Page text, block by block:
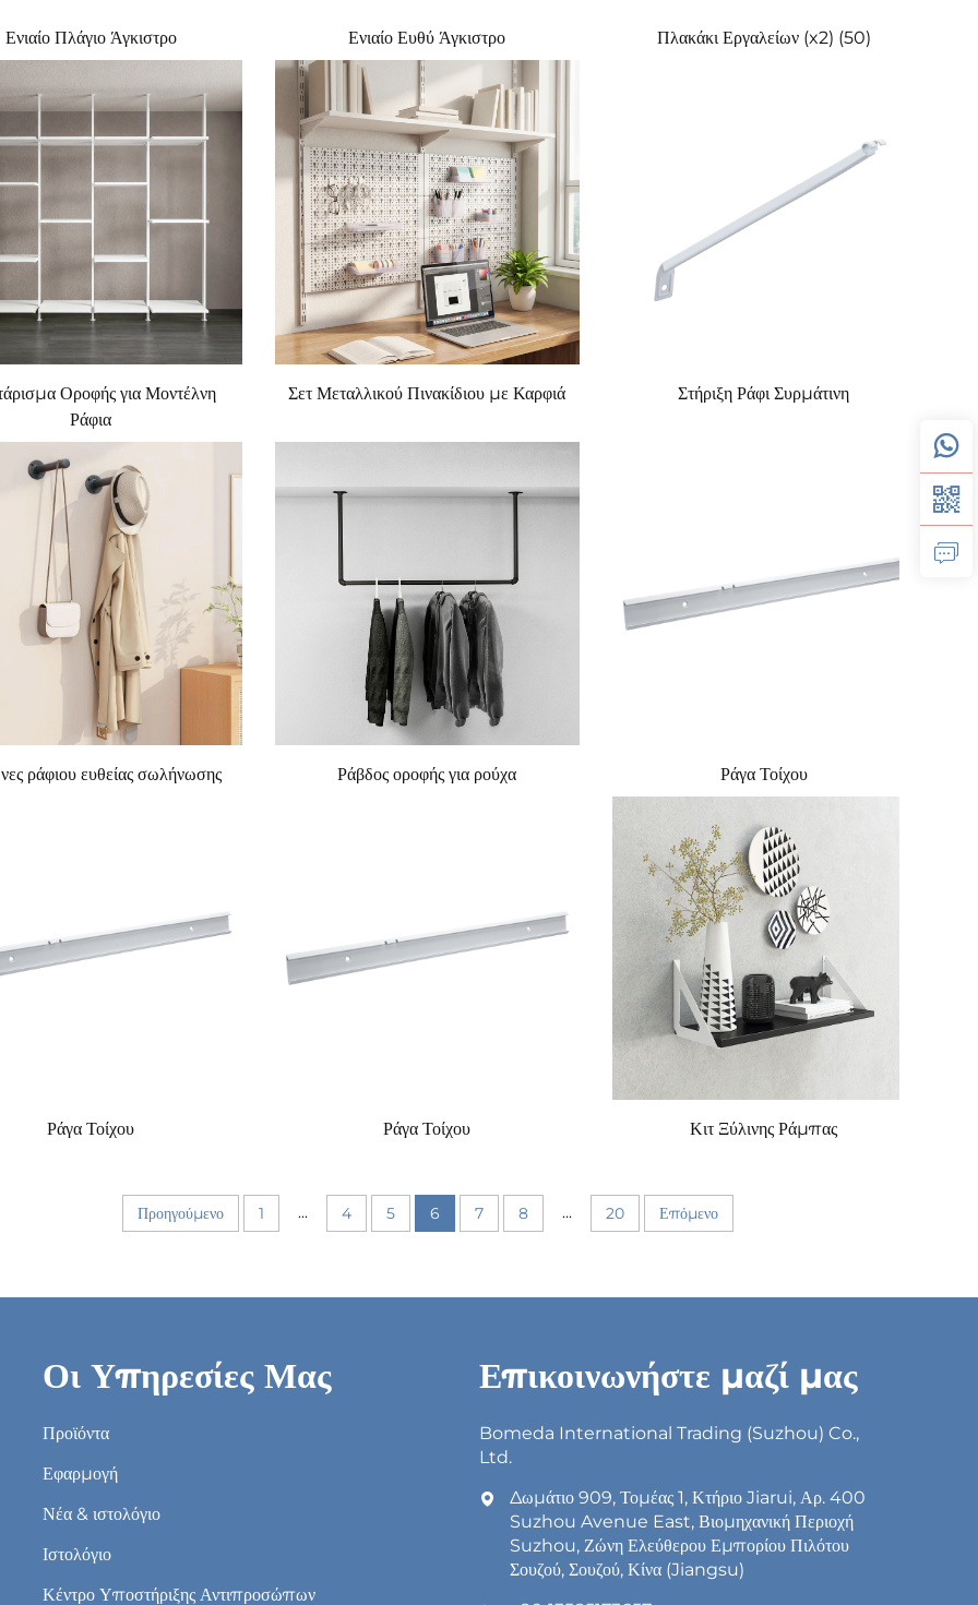
Ενιαίο Πλάγιο Άγκιστρο Ενιαίο Ευθύ Άγκιστρο Πλακάκι Εργαλείων (x2) (50)
Οροφής για Μοντέλνη
Ράφια
Σετ Μεταλλικού Πινακίδιου με Καρφιά Στήριξη Ράφι Συρμάτινη
ράφιου ευθείας σωλήνωσης Ράβδος οροφής για ρούχα Ράγα Τοίχου
Ράγα Τοίχου Ράγα Τοίχου Κιτ Ξύλινης Ράμπας
Προηγούμενο 1 ... 4 5 6 7 8 ... 20 Επόμενο
Οι Υπηρεσίες Μας
Προϊόντα
Εφαρμογή
Νέα & ιστολόγιο
Ιστολόγιο
Κέντρο Υποστήριξης Αντιπροσώπων
Επικοινωνήστε μαζί μας
Bomeda International Trading (Suzhou) Co.,
Ltd.
Δωμάτιο 909, Τομέας 1, Κτήριο Jiarui, Αρ. 400
Suzhou Avenue East, Βιομηχανική Περιοχή
Suzhou, Ζώνη Ελεύθερου Εμπορίου Πιλότου
Σουζού, Σουζού, Κίνα (Jiangsu)